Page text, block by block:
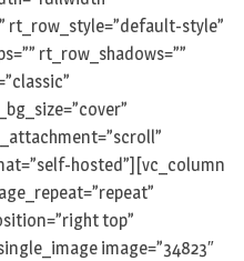
style”
rt_row_shadows=””
hosted”][vc_column
top”
image=”34823″